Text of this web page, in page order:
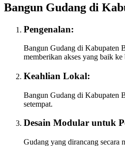
Bangun Gudang di
Pengenalan:
Bangun Gudang di Kabupaten
memberikan akses yang baik
Keahlian Lokal:
Bangun Gudang di Kabupaten
setempat.
Desain Modular untuk
Gudang yang dirancang secara